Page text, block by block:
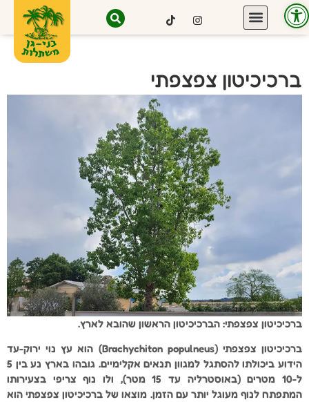
ברכיכיטון צפצפתי
ברכיכיטון צפצפתי: הברכיכיטון הראשון שהובא לארץ.
ברכיכיטון צפצפתי (Brachychiton populneus) הוא עץ נוי ירוק-עד
הידוע ביכולתו להסתגל למגוון תנאים אקלימיים. גובהו בארץ נע בין 5
ל-10 מטרים (באוסטרליה עד 15 מטר), ולו נוף צריפי בצעירותו
המתפתח לנוף מעוגל יותר עם הזמן. מוצאו של ברכיכיטון צפצפתי הוא